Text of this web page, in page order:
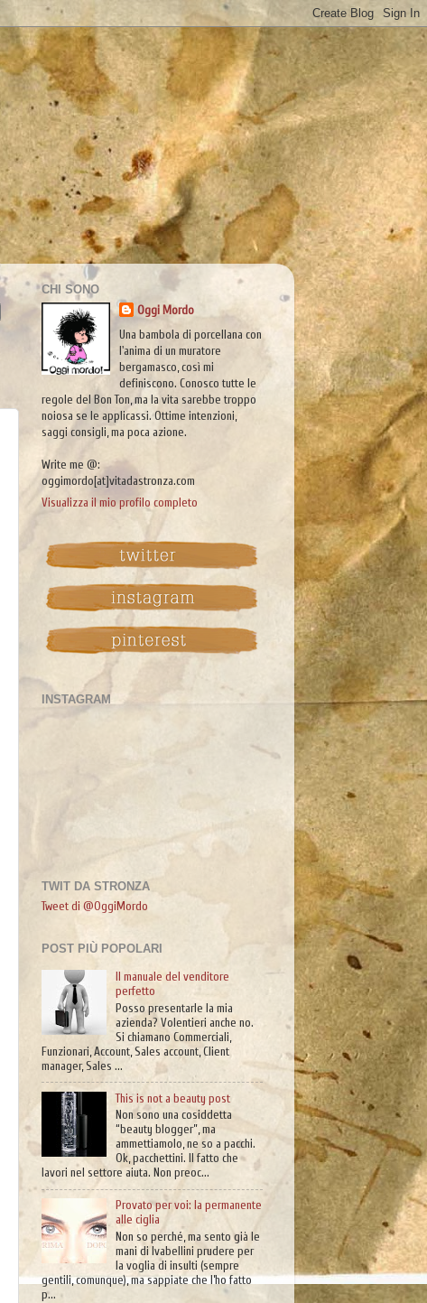
CHI SONO
Oggi Mordo
Una bambola di porcellana con
l'anima di un muratore
bergamasco, così mi
definiscono. Conosco tutte le
regole del Bon Ton, ma la vita sarebbe troppo
noiosa se le applicassi. Ottime intenzioni,
saggi consigli, ma poca azione.
Write me @:
oggimordo[at]vitadastronza.com
Visualizza il mio profilo completo
INSTAGRAM
TWIT DA STRONZA
Tweet di @OggiMordo
POST PIÙ POPOLARI
Il manuale del venditore
perfetto
Posso presentarle la mia
azienda? Volentieri anche no.
Si chiamano Commerciali,
Funzionari, Account, Sales account, Client
manager, Sales ...
This is not a beauty post
Non sono una cosiddetta
“beauty blogger”, ma
ammettiamolo, ne so a pacchi.
Ok, pacchettini. Il fatto che
lavori nel settore aiuta. Non preoc...
Provato per voi: la permanente
alle ciglia
Non so perché, ma sento già le
mani di Ivabellini prudere per
la voglia di insulti (sempre
gentili, comunque), ma sappiate che l’ho fatto
p...